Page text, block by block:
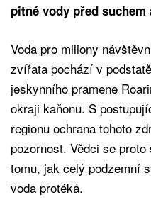
pitné vody před suchem
Voda pro miliony
zvířata pochází v
jeskynního pramene
okraji kaňonu. S
regionu ochrana tohoto
pozornost. Vědci se
tomu, jak celý podzemní
voda protéká.